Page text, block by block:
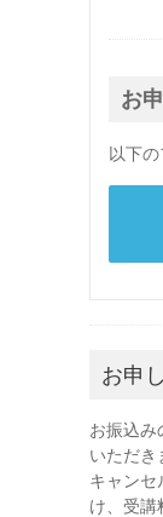
お
以下
お申
お振込み
いただき
キャンセ
け、受講